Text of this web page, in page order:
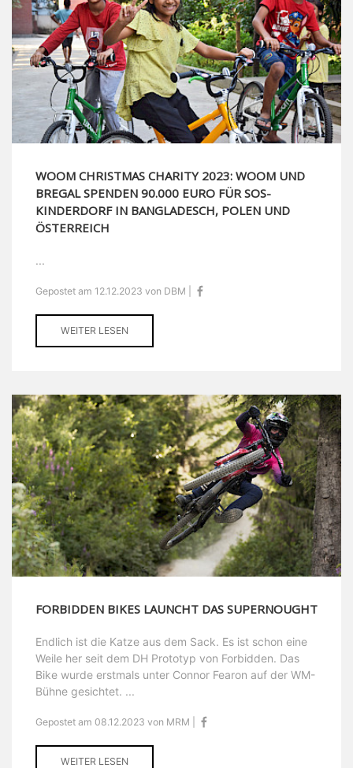
WOOM CHRISTMAS CHARITY 2023: WOOM UND
BREGAL SPENDEN 90.000 EURO FÜR SOS-
KINDERDORF IN BANGLADESCH, POLEN UND
ÖSTERREICH
...
Gepostet am 12.12.2023 von DBM |
WEITER LESEN
FORBIDDEN BIKES LAUNCHT DAS SUPERNOUGHT
Endlich ist die Katze aus dem Sack. Es ist schon eine
Weile her seit dem DH Prototyp von Forbidden. Das
Bike wurde erstmals unter Connor Fearon auf der WM-
Bühne gesichtet. ...
Gepostet am 08.12.2023 von MRM |
WEITER LESEN